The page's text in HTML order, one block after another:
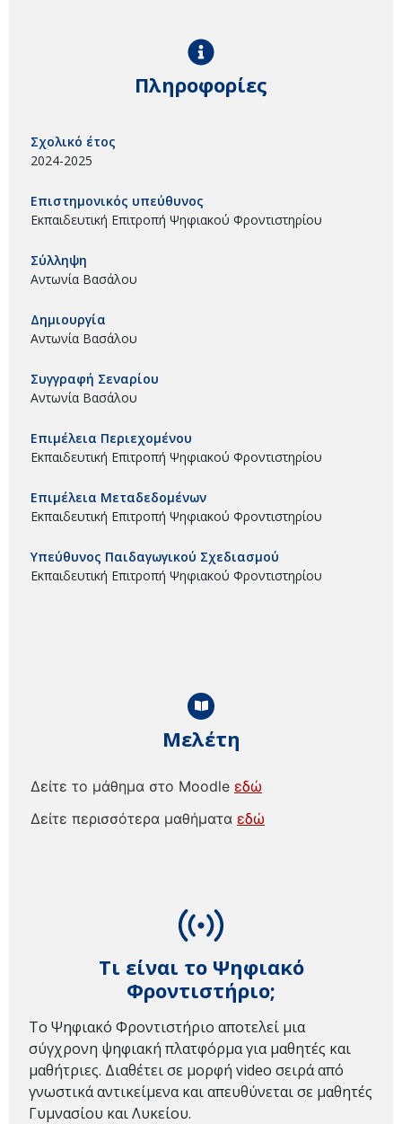
Τι είναι το Ψηφιακό
Φροντιστήριο;
Το Ψηφιακό Φροντιστήριο αποτελεί μια
σύγχρονη ψηφιακή πλατφόρμα για μαθητές και
μαθήτριες. Διαθέτει σε μορφή video σειρά από
γνωστικά αντικείμενα και απευθύνεται σε μαθητές
Γυμνασίου και Λυκείου.
Μελέτη
Δείτε το μάθημα στο Moodle εδώ
Δείτε περισσότερα μαθήματα εδώ
Πληροφορίες
Σχολικό έτος
2024-2025
Επιστημονικός υπεύθυνος
Εκπαιδευτική Επιτροπή Ψηφιακού Φροντιστηρίου
Σύλληψη
Αντωνία Βασάλου
Δημιουργία
Αντωνία Βασάλου
Συγγραφή Σεναρίου
Αντωνία Βασάλου
Επιμέλεια Περιεχομένου
Εκπαιδευτική Επιτροπή Ψηφιακού Φροντιστηρίου
Επιμέλεια Μεταδεδομένων
Εκπαιδευτική Επιτροπή Ψηφιακού Φροντιστηρίου
Υπεύθυνος Παιδαγωγικού Σχεδιασμού
Εκπαιδευτική Επιτροπή Ψηφιακού Φροντιστηρίου